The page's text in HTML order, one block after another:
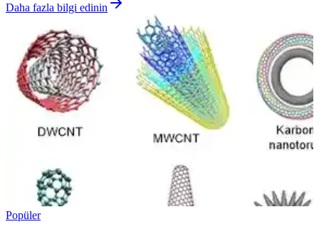
Daha fazla bilgi edinin
Popüler